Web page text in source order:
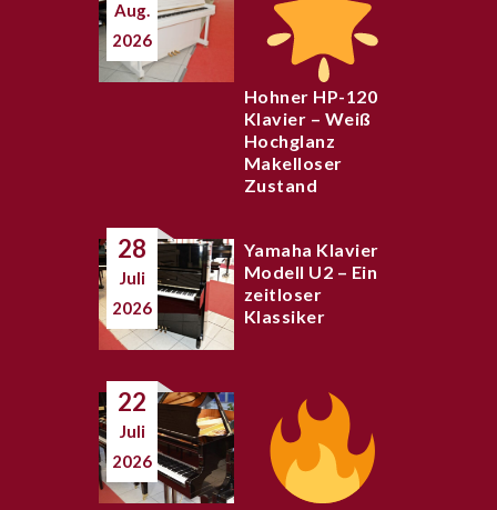
Aug.
2026
Hohner HP-120
Klavier – Weiß
Hochglanz
Makelloser
Zustand
28
Juli
2026
Yamaha Klavier
Modell U2 – Ein
zeitloser
Klassiker
22
Juli
2026